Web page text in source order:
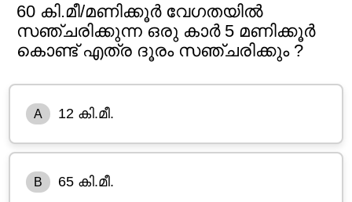
60 കി.മീ/മണിക്കൂർ വേഗതയിൽ
സഞ്ചരിക്കുന്ന ഒരു കാർ 5 മണിക്കൂർ
കൊണ്ട് എത്ര ദൂരം സഞ്ചരിക്കും ?
A 12 കി.മീ.
B 65 കി.മീ.